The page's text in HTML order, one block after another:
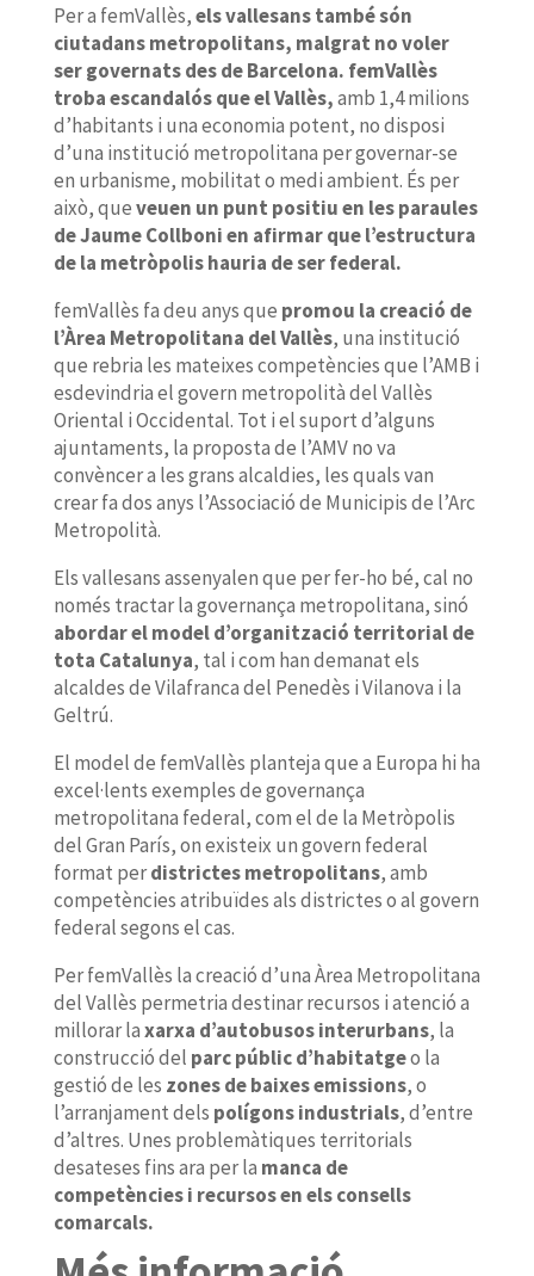
Per a femVallès,els vallesans també són
ciutadans metropolitans, malgrat no voler
ser governats des deBarcelona. femVallès
troba escandalós que el Vallès,amb 1,4 milions
d’habitants i una economia potent, no disposi
d’una institució metropolitana per governar-se
en urbanisme, mobilitat o medi ambient. És per
això, queveuen un punt positiu en les paraules
de Jaume Collboni en afirmar que l’estructura
de la metròpolis hauria de ser federal.
femVallès fa deu anys que promou la creació de
l’Àrea Metropolitana del Vallès, una institució
que rebria les mateixes competències que l’AMB i
esdevindria el govern metropolità del Vallès
Oriental i Occidental. Tot i el suport d’alguns
ajuntaments, la proposta de l’AMV no va
convèncer a les grans alcaldies, les quals van
crear fa dos anys l’Associació de Municipis de l’Arc
Metropolità.
Els vallesans assenyalen que per fer-ho bé, cal no
només tractar la governança metropolitana, sinó
abordar el model d’organització territorial de
tota Catalunya, tal i com han demanat els
alcaldes de Vilafranca del Penedès i Vilanova i la
Geltrú.
El model de femVallès planteja que a Europa hi ha
excel·lents exemples de governança
metropolitana federal, com el de la Metròpolis
del Gran París, on existeix un govern federal
format perdistrictes metropolitans, amb
competències atribuïdes als districtes o al govern
federal segons el cas.
Per femVallès la creació d’una Àrea Metropolitana
del Vallès permetria destinar recursos i atenció a
millorar laxarxa d’autobusos interurbans, la
construcció del parc públic d’habitatgeo la
gestió de les zones de baixes emissions, o
l’arranjament dels polígons industrials, d’entre
d’altres. Unes problemàtiques territorials
desateses fins ara per la manca de
competències i recursos en els consells
comarcals.